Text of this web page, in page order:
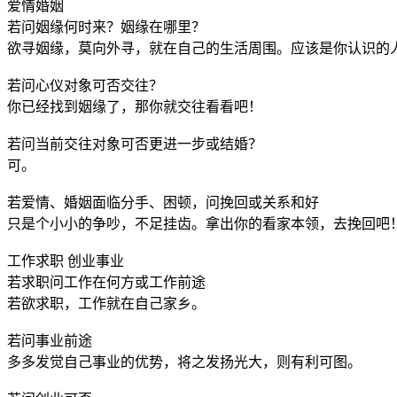
爱情婚姻
若问姻缘何时来？姻缘在哪里？
欲寻姻缘，莫向外寻，就在自己的生活周围。应该是你认识的
若问心仪对象可否交往？
你已经找到姻缘了，那你就交往看看吧！
若问当前交往对象可否更进一步或结婚？
可。
若爱情、婚姻面临分手、困顿，问挽回或关系和好
只是个小小的争吵，不足挂齿。拿出你的看家本领，去挽回吧
工作求职 创业事业
若求职问工作在何方或工作前途
若欲求职，工作就在自己家乡。
若问事业前途
多多发觉自己事业的优势，将之发扬光大，则有利可图。